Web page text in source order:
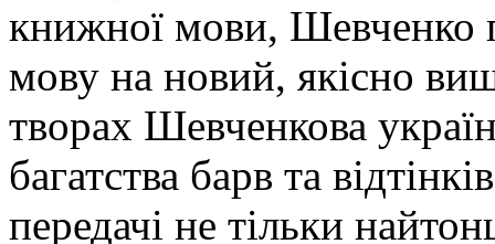
книжної мови, Шевченко
мову на новий, якісно
творах Шевченкова
багатства барв та
передачі не тільки